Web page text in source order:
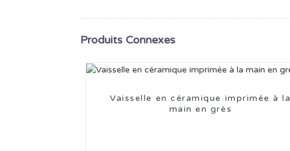
Produits Connexes
Vaisselle en céramique imprimée à la
main en grès